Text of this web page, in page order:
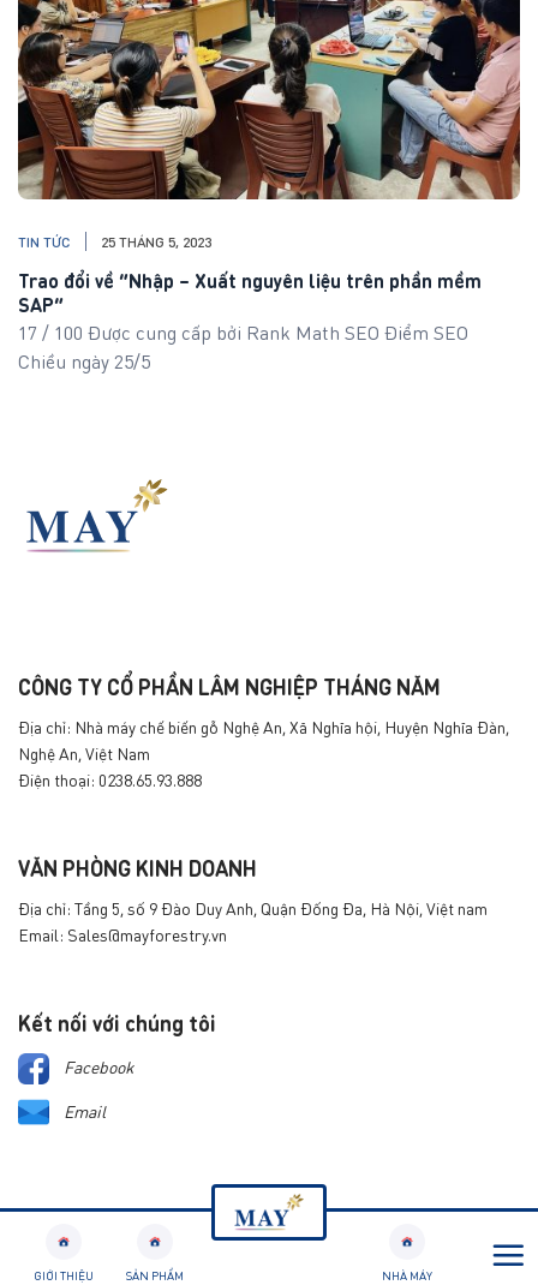
GIỚI THIỆU SẢN PHẨM NHÀ MÁY
TIN TỨC 25 THÁNG 5, 2023
Trao đổi về “Nhập – Xuất nguyên liệu trên phần mềm
SAP”
17 / 100 Được cung cấp bởi Rank Math SEO Điểm SEO
Chiều ngày 25/5
CÔNG TY CỔ PHẦN LÂM NGHIỆP THÁNG NĂM
Địa chỉ: Nhà máy chế biến gỗ Nghệ An, Xã Nghĩa hội, Huyện Nghĩa Đàn,
Nghệ An, Việt Nam
Điện thoại: 0238.65.93.888
VĂN PHÒNG KINH DOANH
Địa chỉ: Tầng 5, số 9 Đào Duy Anh, Quận Đống Đa, Hà Nội, Việt nam
Email: Sales@mayforestry.vn
Kết nối với chúng tôi
Facebook
Email